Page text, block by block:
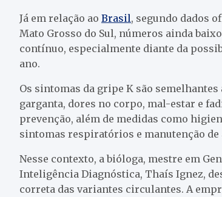
Já em relação ao Brasil, segundo dados
Mato Grosso do Sul, números ainda
contínuo, especialmente diante da
ano.
Os sintomas da gripe K são
garganta, dores no corpo, mal-estar e
prevenção, além de medidas como
sintomas respiratórios e manutenção de
Nesse contexto, a bióloga, mestre em
Inteligência Diagnóstica, Thaís Ignez,
correta das variantes circulantes. A